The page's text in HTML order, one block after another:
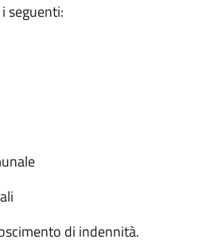
seguenti:
di indennità.